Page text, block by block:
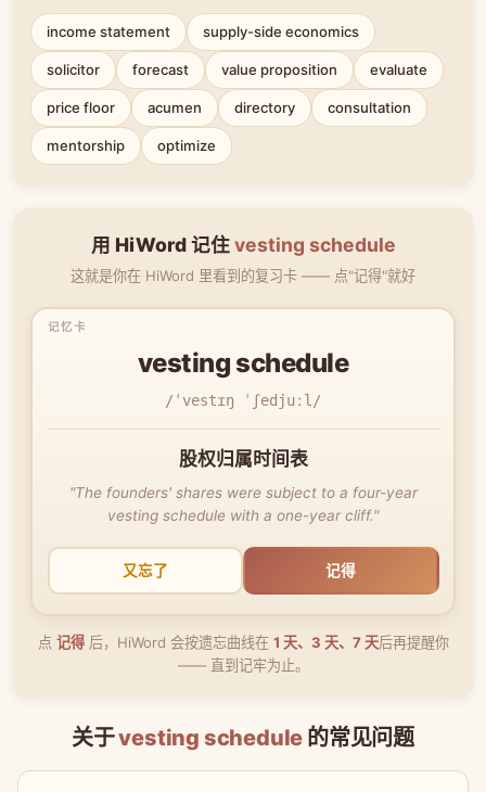
income statement supply-side economics
solicitor forecast value proposition evaluate
price floor acumen directory consultation
mentorship optimize
用 HiWord 记住vesting schedule
这就是你在 HiWord 里看到的复习卡 —— 点"记得"就好
vesting schedule
/ˈvestɪŋ ˈʃedjuːl/
股权归属时间表
"The founders' shares were subject to a four-year
vesting schedule with a one-year cliff."
又忘了 记得
点 记得后，HiWord 会按遗忘曲线在 1 天、3 天、7 天后再提醒你
—— 直到记牢为止。
关于vesting schedule 的常见问题